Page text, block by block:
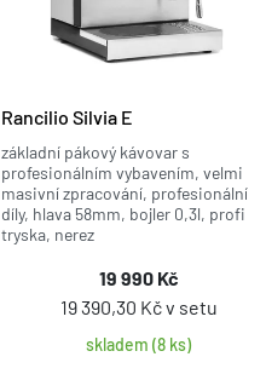
Rancilio Silvia E
základní pákový kávovar s
profesionálním vybavením, velmi
masivní zpracování, profesionální
díly, hlava 58mm, bojler 0,3l, profi
tryska, nerez
19 990 Kč
19 390,30 Kč v setu
skladem (8 ks)